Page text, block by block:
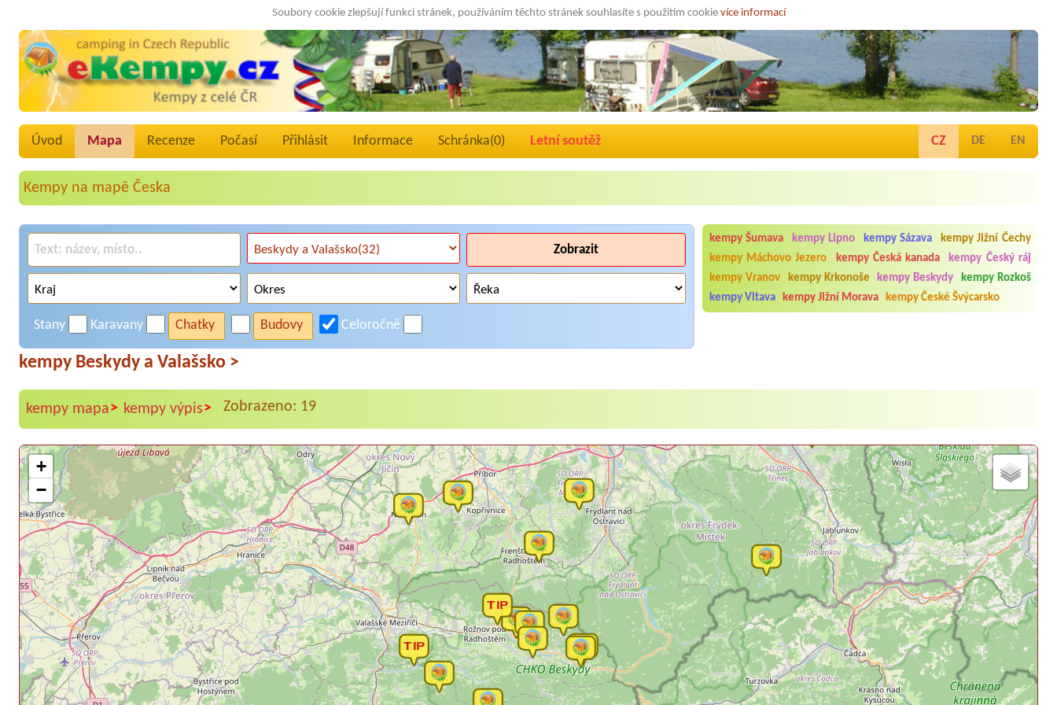
Soubory cookie zlepšují funkci stránek, používáním těchto stránek souhlasíte s použitím cookie více informací
Úvod Mapa Recenze Počasí Přihlásit Informace Schránka(0) Letní soutěž CZ DE EN
Kempy na mapě Česka
Zobrazit
Stany Karavany Chatky Budovy Celoročně
kempy Šumava kempy Lipno kempy Sázava
kempy Jižní Čechy
kempy Máchovo Jezero
kempy Česká kanada
kempy Český ráj
kempy Vranov
kempy Krkonoše kempy Beskydy
kempy Rozkoš
kempy Vltava
kempy Jižní Morava kempy České Švýcarsko
kempy Beskydy a Valašsko >
kempy mapa> kempy výpis> Zobrazeno: 19
+
−